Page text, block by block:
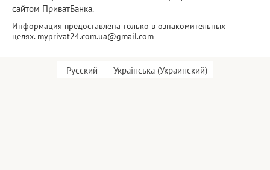
сайтом ПриватБанка.
Информация предоставлена только в ознакомительных
целях. myprivat24.com.ua@gmail.com
Русский Українська (Украинский)